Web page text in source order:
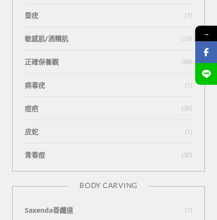
垂疣 (1)
敏感肌/酒糟肌 (29)
正確保養觀 (68)
病毒疣 (1)
痘疤 (36)
皮蛇 (1)
青春痘 (30)
BODY CARVING
Saxenda善纖達 (7)
→